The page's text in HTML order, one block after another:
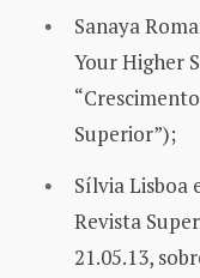
Sanaya
Your Higher
Superior”);
Sílvia Lisboa
Revista
21.05.13,